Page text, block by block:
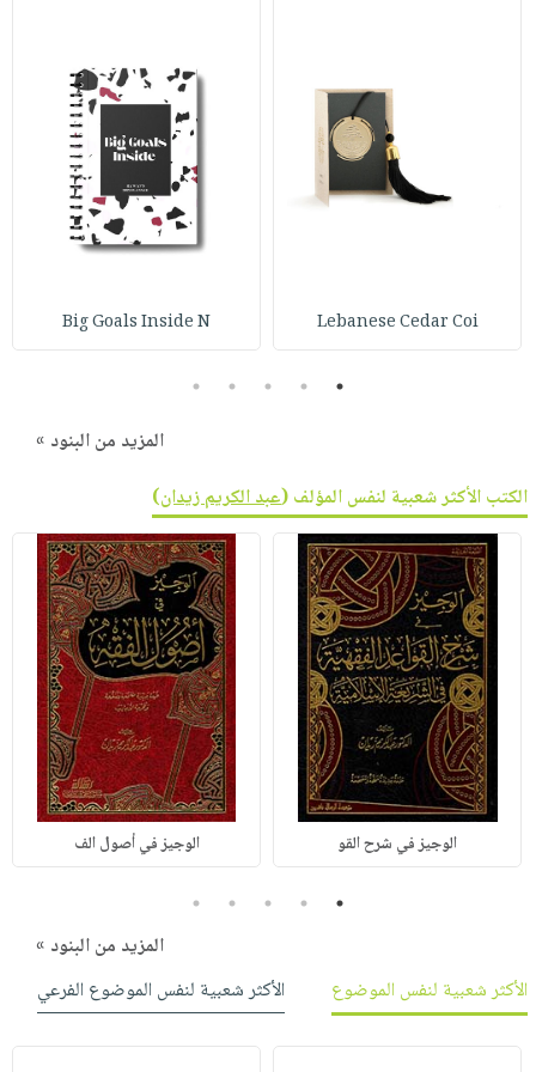
Lebanese Cedar Coi
Big Goals Inside N
1
2
3
4
5
المزيد من البنود »
الكتب الأكثر شعبية لنفس المؤلف (عبد الكريم زيدان)
الوجيز في شرح القو الوجيز في أصول الف
1
2
3
4
5
المزيد من البنود »
الأكثر شعبية لنفس الموضوع
الأكثر شعبية لنفس الموضوع الفرعي